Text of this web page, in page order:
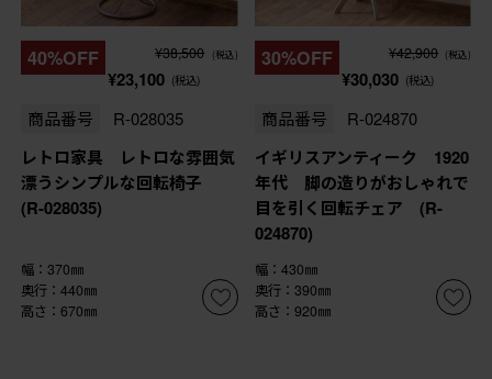
40%OFF ¥38,500 (税込)
¥23,100 (税込)
商品番号 R-028035
レトロ家具 レトロな雰囲気
漂うシンプルな回転椅子
(R-028035)
幅：370㎜
奥行：440㎜
高さ：670㎜
30%OFF ¥42,900 (税込)
¥30,030 (税込)
商品番号 R-024870
イギリスアンティーク 1920
年代 脚の造りがおしゃれで
目を引く回転チェア (R-
024870)
幅：430㎜
奥行：390㎜
高さ：920㎜